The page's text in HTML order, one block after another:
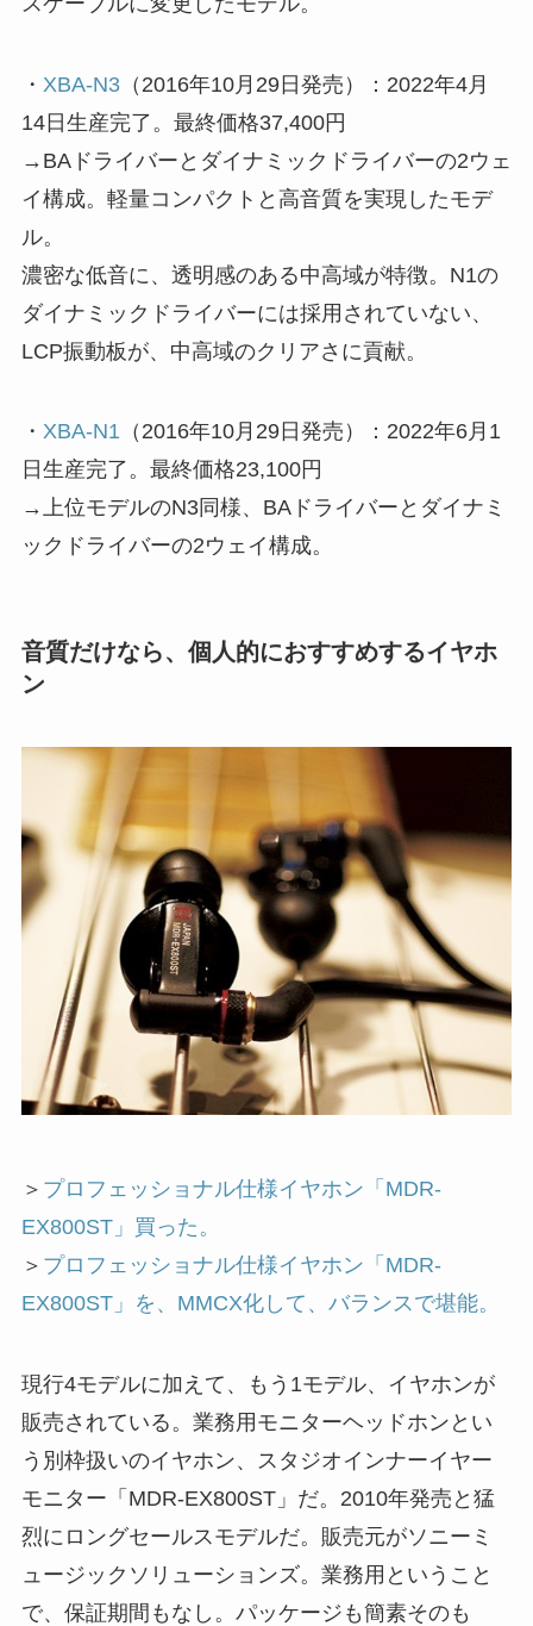
・ XBA-N3（2016年10月29日発売）：2022年4月
14日生産完了。最終価格37,400円
→BAドライバーとダイナミックドライバーの2ウェ
イ構成。軽量コンパクトと高音質を実現したモデ
ル。
濃密な低音に、透明感のある中高域が特徴。N1の
ダイナミックドライバーには採用されていない、
LCP振動板が、中高域のクリアさに貢献。
・ XBA-N1 （2016年10月29日発売）：2022年6月1
日生産完了。最終価格23,100円
→上位モデルのN3同様、BAドライバーとダイナミ
ックドライバーの2ウェイ構成。
音質だけなら、個人的におすすめするイヤホ
ン
＞ プロフェッショナル仕様イヤホン「MDR-
EX800ST」買った。
＞ プロフェッショナル仕様イヤホン「MDR-
EX800ST」を、MMCX化して、バランスで堪能。
現行4モデルに加えて、もう1モデル、イヤホンが
販売されている。業務用モニターヘッドホンとい
う別枠扱いのイヤホン、スタジオインナーイヤー
モニター「MDR-EX800ST」だ。2010年発売と猛
烈にロングセールスモデルだ。販売元がソニーミ
ュージックソリューションズ。業務用ということ
で、保証期間もなし。パッケージも簡素そのも